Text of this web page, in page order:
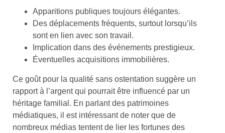
Apparitions publiques toujours élégantes.
Des déplacements fréquents, surtout lorsqu’ils
sont en lien avec son travail.
Implication dans des événements prestigieux.
Éventuelles acquisitions immobilières.
Ce goût pour la qualité sans ostentation suggère un
rapport à l’argent qui pourrait être influencé par un
héritage familial. En parlant des patrimoines
médiatiques, il est intéressant de noter que de
nombreux médias tentent de lier les fortunes des